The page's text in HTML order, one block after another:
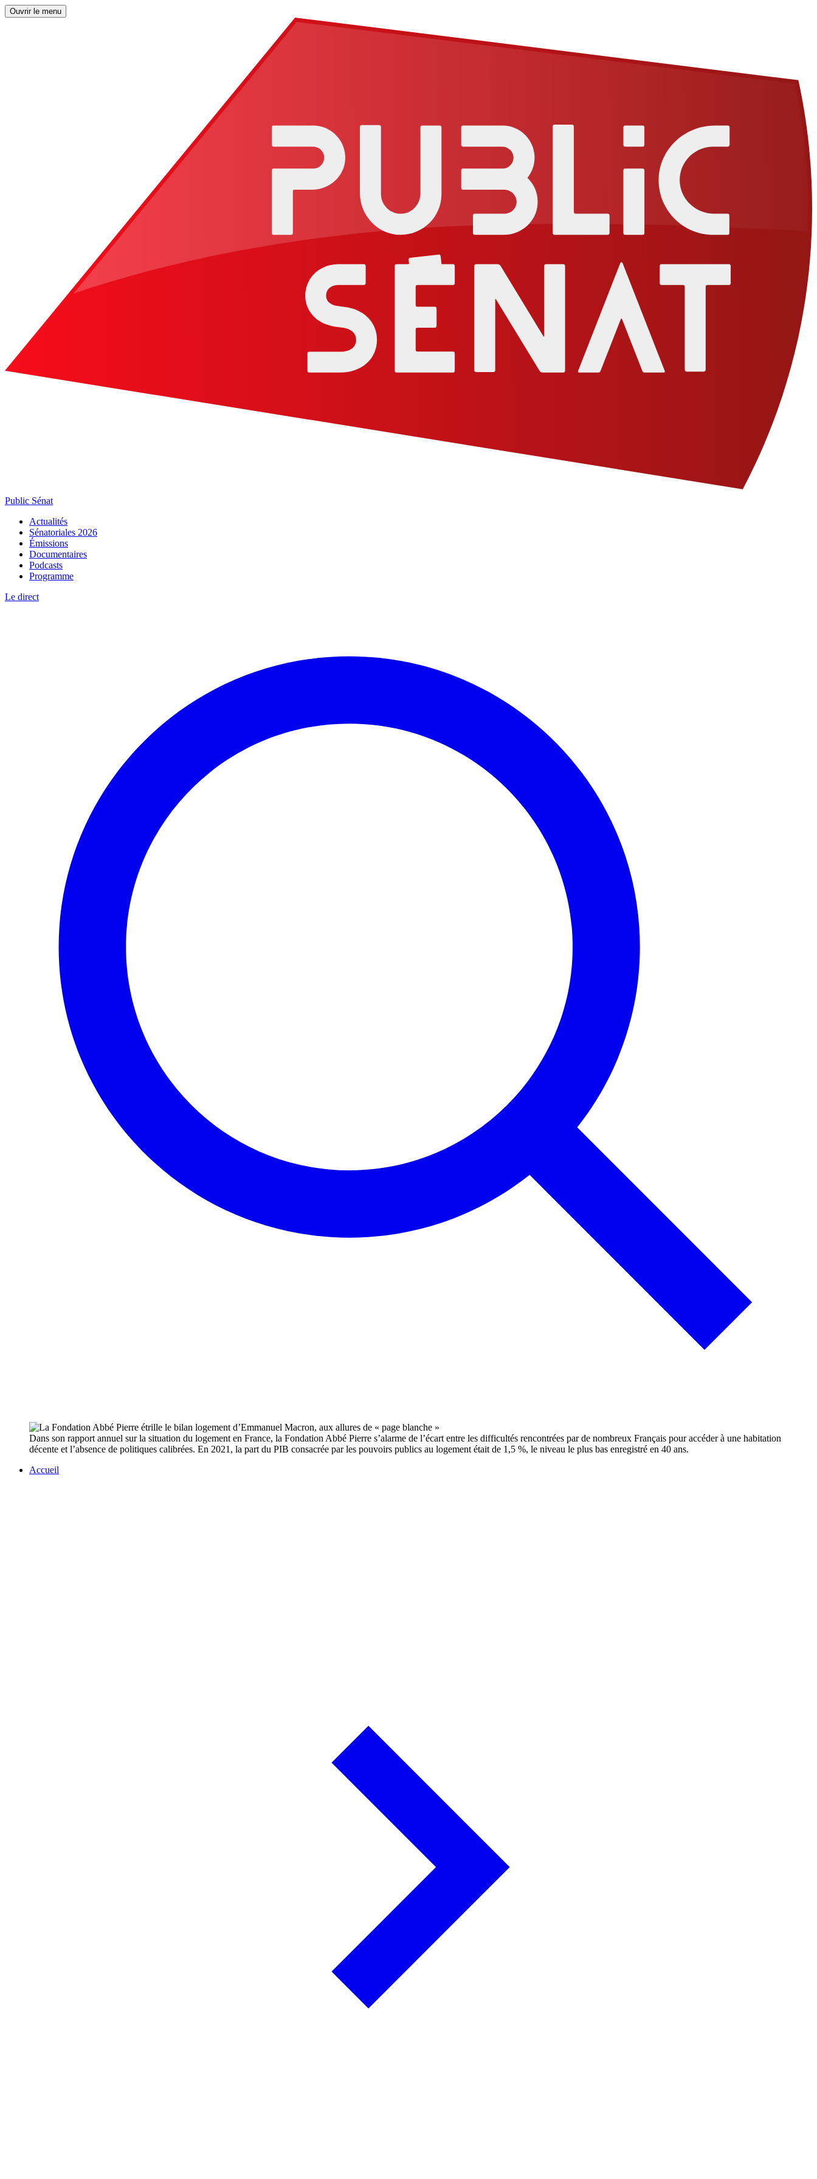
Ouvrir le menu
Public Sénat
Actualités
Sénatoriales 2026
Émissions
Documentaires
Podcasts
Programme
Le direct
Dans son rapport annuel sur la situation du logement en France, la Fondation Abbé Pierre s’alarme de l’écart entre les difficultés rencontrées par de nombreux Français pour accéder à une habitation
décente et l’absence de politiques calibrées. En 2021, la part du PIB consacrée par les pouvoirs publics au logement était de 1,5 %, le niveau le plus bas enregistré en 40 ans.
Accueil